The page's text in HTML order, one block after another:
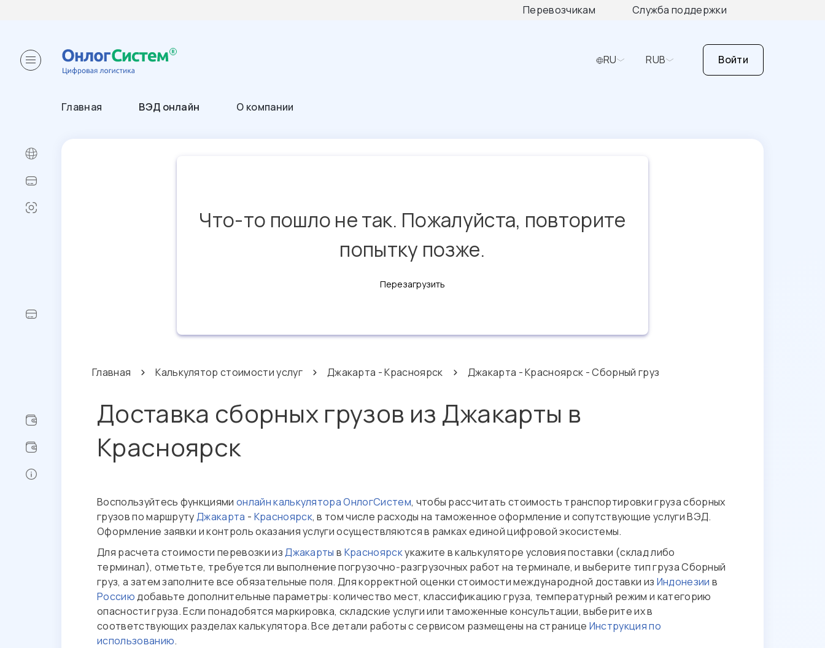
Перевозчикам Служба поддержки
RU RUB Войти
Главная ВЭД онлайн О компании
Что-то пошло не так. Пожалуйста, повторите
попытку позже.
Перезагрузить
Главная Калькулятор стоимости услуг Джакарта - Красноярск Джакарта - Красноярск - Сборный груз
Доставка сборных грузов из Джакарты в
Красноярск
Воспользуйтесь функциями онлайн калькулятора ОнлогСистем, чтобы рассчитать стоимость транспортировки груза сборных
грузов по маршрутуДжакарта - Красноярск, в том числе расходы на таможенное оформление и сопутствующие услуги ВЭД.
Оформление заявки и контроль оказания услуги осуществляются в рамках единой цифровой экосистемы.
Для расчета стоимости перевозки изДжакарты в Красноярскукажите в калькуляторе условия поставки (склад либо
терминал), отметьте, требуется ли выполнение погрузочно‑разгрузочных работ на терминале, и выберите тип груза Сборный
груз, а затем заполните все обязательные поля. Для корректной оценки стоимости международной доставки из Индонезии в
Россиюдобавьте дополнительные параметры: количество мест, классификацию груза, температурный режим и категорию
опасности груза. Если понадобятся маркировка, складские услуги или таможенные консультации, выберите их в
соответствующих разделах калькулятора. Все детали работы с сервисом размещены на странице Инструкция по
использованию.